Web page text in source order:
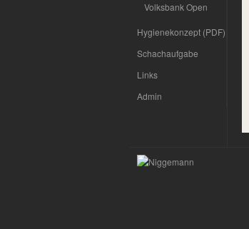
Volksbank Open
Hygienekonzept (PDF)
Schachaufgabe
Links
Admin